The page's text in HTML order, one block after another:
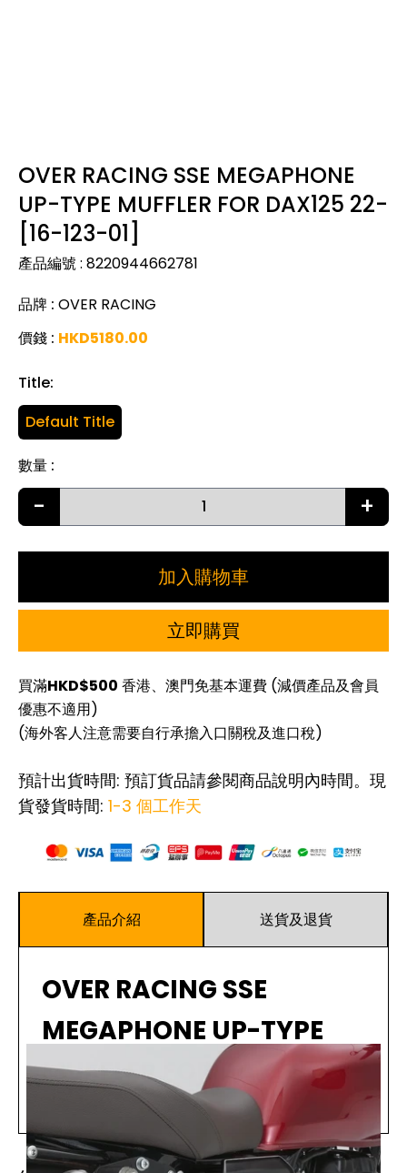
OVER RACING SSE MEGAPHONE
UP-TYPE MUFFLER FOR DAX125 22-
[16-123-01]
產品編號: 8220944662781
品牌 : OVER RACING
價錢 : HKD5180.00
數量 :
- +
Title:
Default Title
加入購物車
立即購買
買滿HKD$500 香港、澳門免基本運費 (減價產品及會員
優惠不適用)
(海外客人注意需要自行承擔入口關稅及進口稅)
預計出貨時間: 預訂貨品請參閱商品說明內時間。現
貨發貨時間: 1-3 個工作天
產品介紹 送貨及退貨
OVER RACING SSE
MEGAPHONE UP-TYPE
MUFFLER FOR DAX125 22-
[16-123-01]
這款引人注目的SSE型號噪音過濾器，強調了OVER